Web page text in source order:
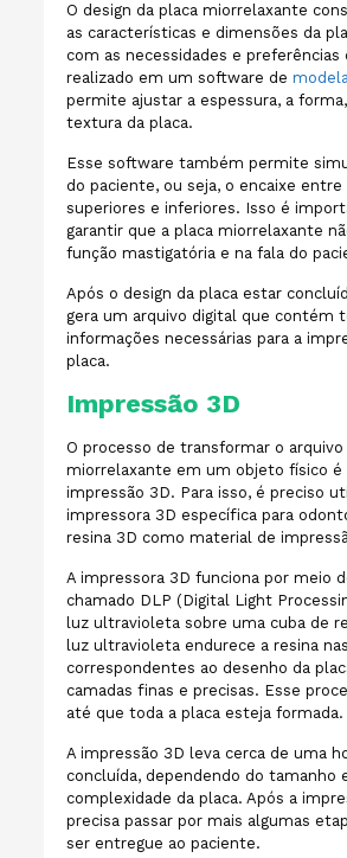
O design da placa miorrelaxante
as características e dimensões da
com as necessidades e preferências
realizado em um software de
permite ajustar a espessura, a
textura da placa.
Esse software também permite
do paciente, ou seja, o encaixe
superiores e inferiores. Isso é
garantir que a placa miorrelaxante
função mastigatória e na fala do
Após o design da placa estar
gera um arquivo digital que contém
informações necessárias para a
placa.
Impressão 3D
O processo de transformar o
miorrelaxante em um objeto físico é
impressão 3D. Para isso, é preciso
impressora 3D específica para
resina 3D como material de
A impressora 3D funciona por meio
chamado DLP (Digital Light
luz ultravioleta sobre uma cuba de
luz ultravioleta endurece a resina
correspondentes ao desenho da
camadas finas e precisas. Esse
até que toda a placa esteja formada.
A impressão 3D leva cerca de uma
concluída, dependendo do tamanho
complexidade da placa. Após a
precisa passar por mais algumas
ser entregue ao paciente.